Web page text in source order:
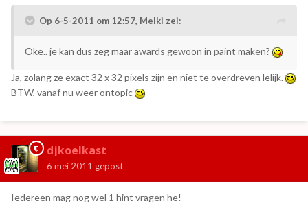
Op 6-5-2011 om 12:57, Melki zei:
Oke.. je kan dus zeg maar awards gewoon in paint maken?
Ja, zolang ze exact 32 x 32 pixels zijn en niet te overdreven lelijk.
BTW, vanaf nu weer ontopic
djkoelkast
6 mei 2011 gepost
Iedereen mag nog wel 1 hint vragen he!